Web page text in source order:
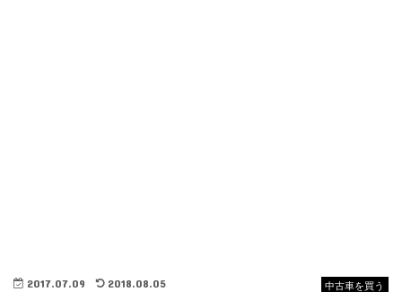
中古車を買う
2017.07.09 2018.08.05